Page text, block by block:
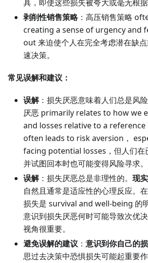
具，即使这些损失被夸大或毫无根据
剥削性销售策略：高压销售策略
creating a sense of urgency and
out 来迫使个人在完全考虑潜在缺
速决策。
常见误解和建议：
误解：损失厌恶意味着人们总是风险
厌恶 primarily relates to how we
and losses relative to a reference
often leads to risk aversion，
facing potential losses，但人们在
并试图回本时也可能变得风险寻求。
误解：损失厌恶总是非理性的。 现实
自然且通常是适应性的心理反应。
损失是 survival and well-being 的
意识到损失厌恶何时可能导致次优
视角很重要。
避免误解的建议 ： 意识到你自己的损
思过去决策中恐惧损失可能起重要作